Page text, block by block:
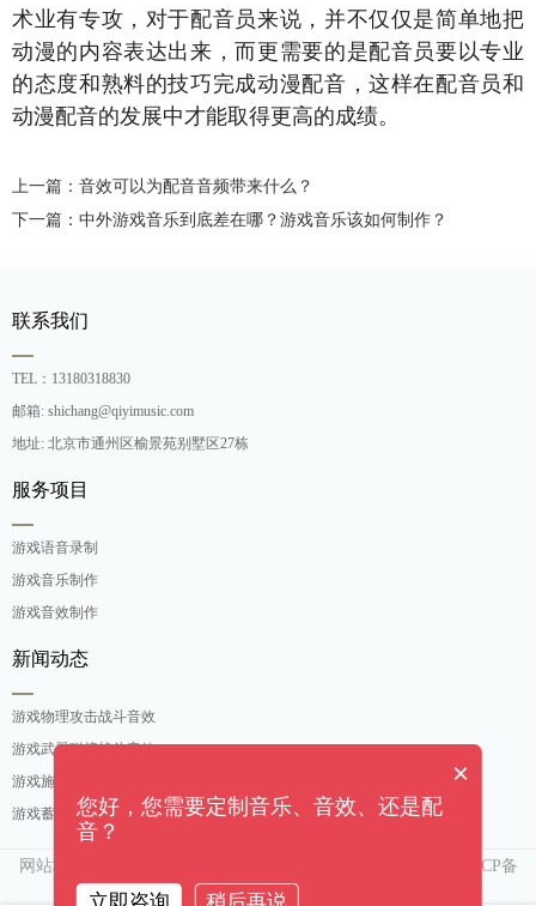
术业有专攻，对于配音员来说，并不仅仅是简单地把
动漫的内容表达出来，而更需要的是配音员要以专业
的态度和熟料的技巧完成动漫配音，这样在配音员和
动漫配音的发展中才能取得更高的成绩。
上一篇：音效可以为配音音频带来什么？
下一篇：中外游戏音乐到底差在哪？游戏音乐该如何制作？
联系我们
TEL：13180318830
邮箱: shichang@qiyimusic.com
地址: 北京市通州区榆景苑别墅区27栋
服务项目
游戏语音录制
游戏音乐制作
游戏音效制作
新闻动态
游戏物理攻击战斗音效
游戏武器碰撞战斗音效
游戏施法吟唱战斗音效
游戏蓄力攻击战斗音效
网站地图
京ICP备
15007552号-3
×
您好，您需要定制音乐、音效、还是配
音？
立即咨询 稍后再说